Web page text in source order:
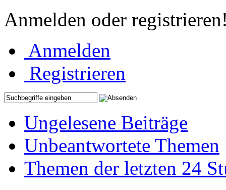
Anmelden oder
Anmelden
Registrieren
Ungelesene Beiträge
Unbeantwortete Themen
Themen der letzten 24